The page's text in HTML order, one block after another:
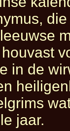
in de
jaar.